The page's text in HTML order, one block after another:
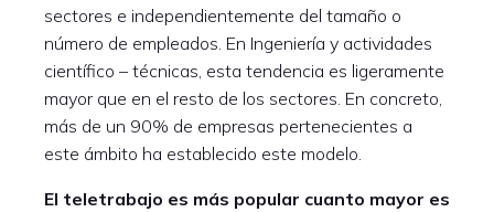
sectores e independientemente del tamaño o
número de empleados. En Ingeniería y actividades
científico – técnicas, esta tendencia es ligeramente
mayor que en el resto de los sectores. En concreto,
más de un 90% de empresas pertenecientes a
este ámbito ha establecido este modelo.
El teletrabajo es más popular cuanto mayor es